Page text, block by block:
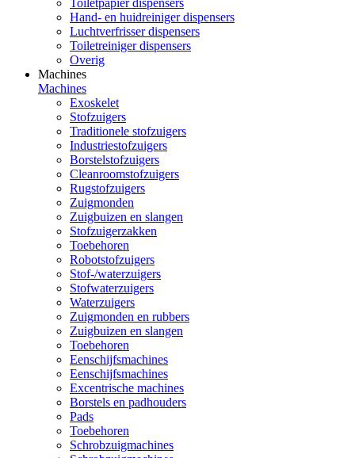
Hand- en huidreiniger dispensers
Luchtverfrisser dispensers
Toiletreiniger dispensers
Overig
Machines
Machines
Exoskelet
Stofzuigers
Traditionele stofzuigers
Industriestofzuigers
Borstelstofzuigers
Cleanroomstofzuigers
Rugstofzuigers
Zuigmonden
Zuigbuizen en slangen
Stofzuigerzakken
Toebehoren
Robotstofzuigers
Stof-/waterzuigers
Stofwaterzuigers
Waterzuigers
Zuigmonden en rubbers
Zuigbuizen en slangen
Toebehoren
Eenschijfsmachines
Eenschijfsmachines
Excentrische machines
Borstels en padhouders
Pads
Toebehoren
Schrobzuigmachines